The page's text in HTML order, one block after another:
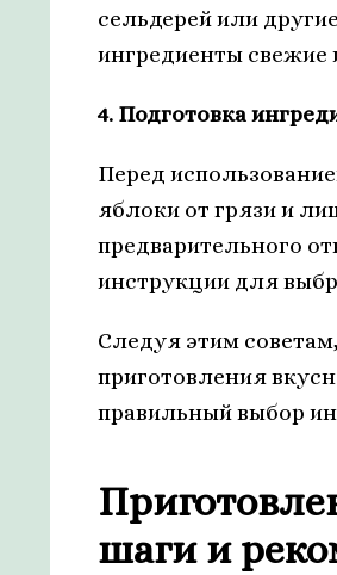
сельдерей или
ингредиенты свежие
4. Подготовка
Перед
яблоки от грязи и
предварительного
инструкции для
Следуя этим
приготовления
правильный выбор
шаги и